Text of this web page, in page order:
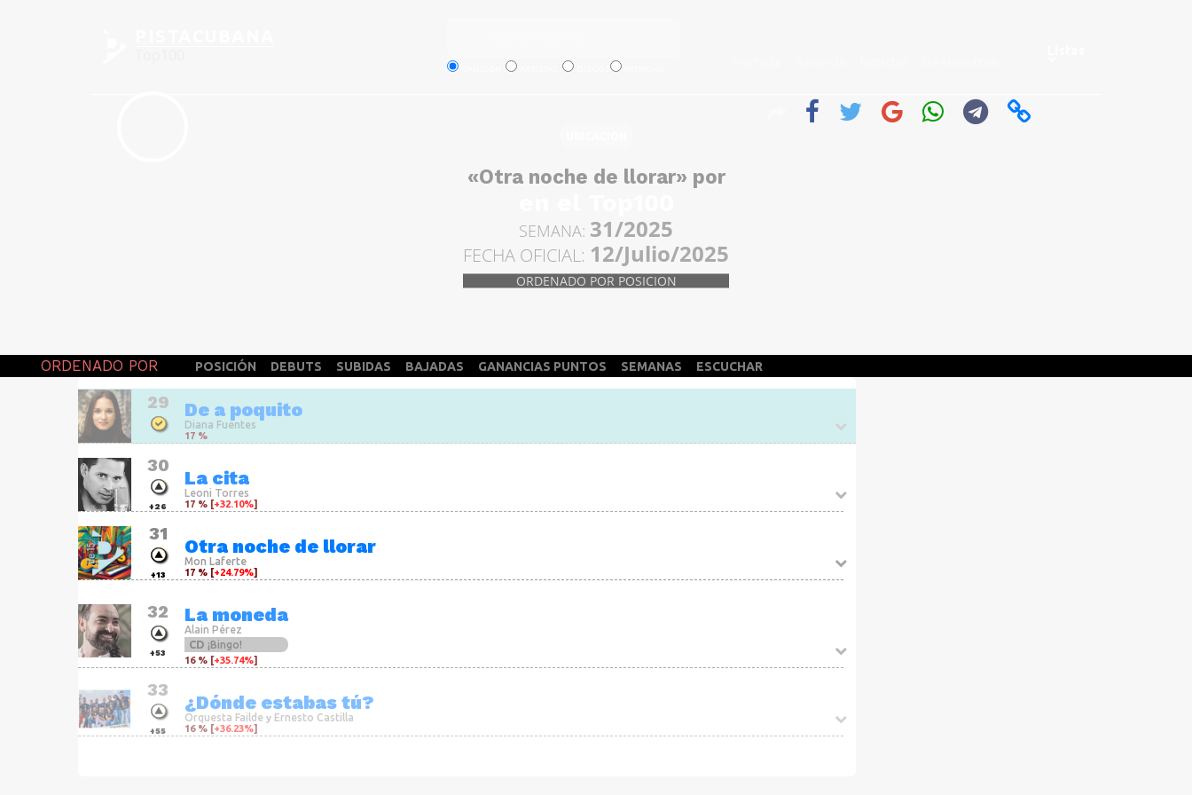
«Otra noche de llorar» por
SEMANA: 31/2025
FECHA OFICIAL: 12/Julio/2025
ORDENADO POR POSICION
ORDENADO POR POSICIÓN DEBUTS SUBIDAS BAJADAS GANANCIAS PUNTOS SEMANAS ESCUCHAR
29 De a poquito
Diana Fuentes
17 %
30
+26
La cita
Leoni Torres
17 % [+32.10%]
31
+13
Otra noche de llorar
Mon Laferte
17 % [+24.79%]
32
+53
La moneda
Alain Pérez
CD ¡Bingo!
16 % [+35.74%]
33
+55
¿Dónde estabas tú?
Orquesta Failde y Ernesto Castilla
16 % [+36.23%]